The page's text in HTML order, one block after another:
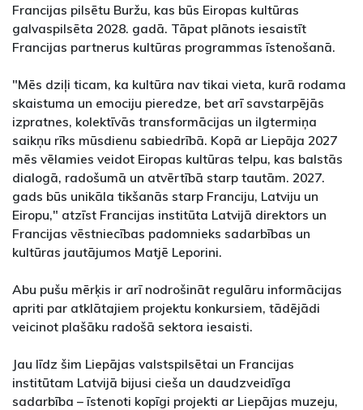
Francijas pilsētu Buržu, kas būs Eiropas kultūras
galvaspilsēta 2028. gadā. Tāpat plānots iesaistīt
Francijas partnerus kultūras programmas īstenošanā.
"Mēs dziļi ticam, ka kultūra nav tikai vieta, kurā rodama
skaistuma un emociju pieredze, bet arī savstarpējās
izpratnes, kolektīvās transformācijas un ilgtermiņa
saikņu rīks mūsdienu sabiedrībā. Kopā ar Liepāja 2027
mēs vēlamies veidot Eiropas kultūras telpu, kas balstās
dialogā, radošumā un atvērtībā starp tautām. 2027.
gads būs unikāla tikšanās starp Franciju, Latviju un
Eiropu," atzīst Francijas institūta Latvijā direktors un
Francijas vēstniecības padomnieks sadarbības un
kultūras jautājumos Matjē Leporini.
Abu pušu mērķis ir arī nodrošināt regulāru informācijas
apriti par atklātajiem projektu konkursiem, tādējādi
veicinot plašāku radošā sektora iesaisti.
Jau līdz šim Liepājas valstspilsētai un Francijas
institūtam Latvijā bijusi cieša un daudzveidīga
sadarbība – īstenoti kopīgi projekti ar Liepājas muzeju,